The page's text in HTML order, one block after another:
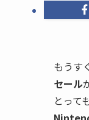
もうす
セール
とって